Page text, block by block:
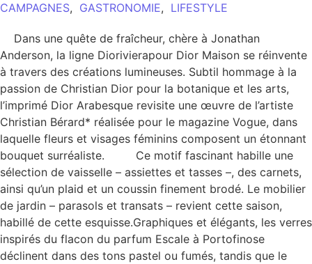
CAMPAGNES, GASTRONOMIE, LIFESTYLE
Dans une quête de fraîcheur, chère à Jonathan
Anderson, la ligne Diorivierapour Dior Maison se réinvente
à travers des créations lumineuses. Subtil hommage à la
passion de Christian Dior pour la botanique et les arts,
l’imprimé Dior Arabesque revisite une œuvre de l’artiste
Christian Bérard* réalisée pour le magazine Vogue, dans
laquelle fleurs et visages féminins composent un étonnant
bouquet surréaliste. Ce motif fascinant habille une
sélection de vaisselle – assiettes et tasses –, des carnets,
ainsi qu’un plaid et un coussin finement brodé. Le mobilier
de jardin – parasols et transats – revient cette saison,
habillé de cette esquisse.Graphiques et élégants, les verres
inspirés du flacon du parfum Escale à Portofinose
déclinent dans des tons pastel ou fumés, tandis que le